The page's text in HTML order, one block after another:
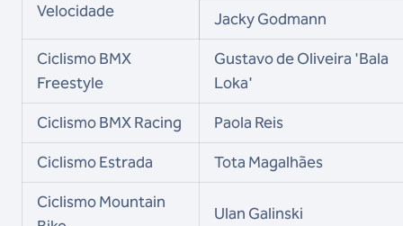
Velocidade
Jacky Godmann
Ciclismo BMX
Freestyle
Gustavo de Oliveira 'Bala
Loka'
Ciclismo BMX Racing
Paola Reis
Ciclismo Estrada
Tota Magalhães
Ciclismo Mountain
Ulan Galinski